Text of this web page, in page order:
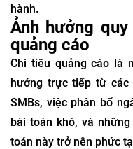
hành.
Ảnh hưởng
quảng cáo
Chi tiêu quảng cáo là
hưởng trực tiếp từ các
SMBs, việc phân bổ
bài toán khó, và
toán này trở nên phức